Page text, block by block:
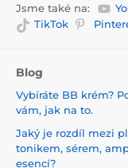
Jsme také na:
TikTok
Blog
Vybíráte BB krém?
vám, jak na to.
Jaký je rozdíl mezi
tonikem, sérem,
esencí?